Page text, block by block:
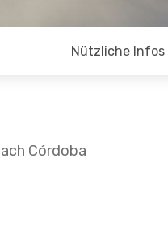
Nützliche Infos
Córdoba